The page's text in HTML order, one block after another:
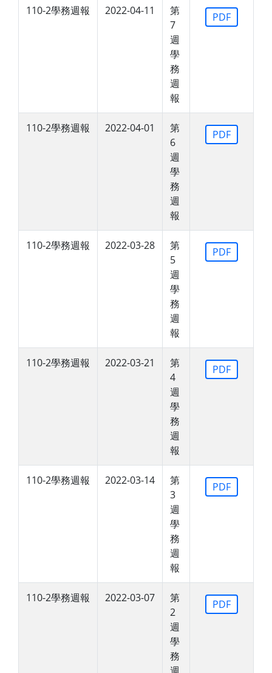
110-2學務週報 2022-04-11
第
7
週
學
務
週
報
PDF
110-2學務週報 2022-04-01
第
6
週
學
務
週
報
PDF
110-2學務週報 2022-03-28
第
5
週
學
務
週
報
PDF
110-2學務週報 2022-03-21
第
4
週
學
務
週
報
PDF
110-2學務週報 2022-03-14
第
3
週
學
務
週
報
PDF
110-2學務週報 2022-03-07
第
2
週
學
務
週
PDF